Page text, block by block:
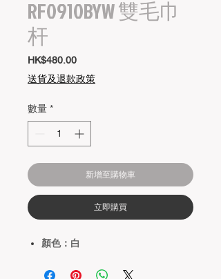
RF0910BYW 雙毛巾
杆
HK$480.00價
格
送貨及退款政策
數量 *
新增至購物車
立即購買
顏色：白